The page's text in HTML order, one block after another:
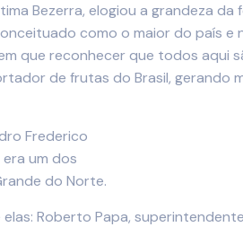
Bezerra, elogiou a grandeza
como o maior do país
que reconhecer que todos aqui
de frutas do Brasil, gerando
Frederico
um dos
do Norte.
Roberto Papa,